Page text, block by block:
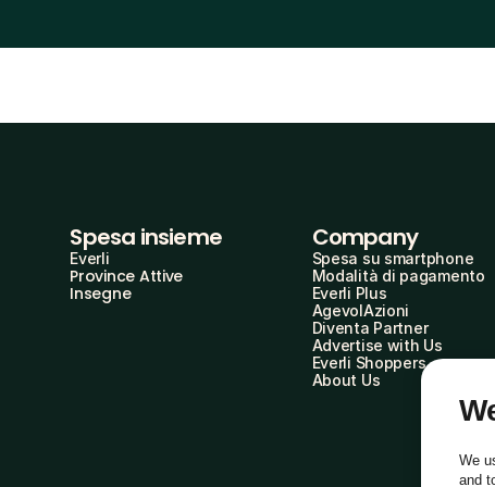
Spesa insieme
Everli
Province Attive
Insegne
Company
Spesa su smartphone
Modalità di pagamento
Everli Plus
AgevolAzioni
Diventa Partner
Advertise with Us
Everli Shoppers
About Us
We
and